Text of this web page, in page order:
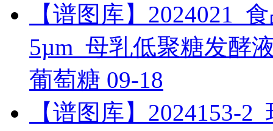
【谱图库】2024021_
5µm_母乳低聚糖发酵
葡萄糖 09-18
【谱图库】2024153-